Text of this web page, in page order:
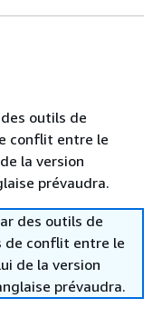
outils de
conflit entre le
la version
prévaudra.
des outils de
de conflit entre le
de la version
prévaudra.